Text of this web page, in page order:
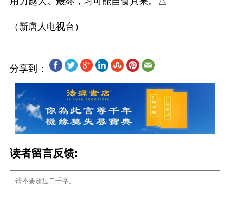
分享到：
读者留言反馈: